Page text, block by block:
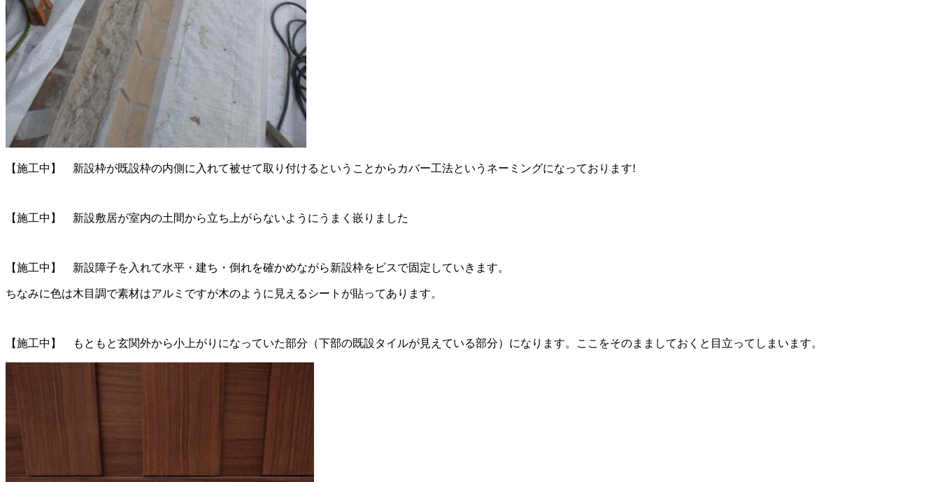
【施工中】 新設枠が既設枠の内側に入れて被せて取り付けるということからカバー工法というネーミングになっております!
【施工中】 新設敷居が室内の土間から立ち上がらないようにうまく嵌りました
【施工中】 新設障子を入れて水平・建ち・倒れを確かめながら新設枠をビスで固定していきます。
ちなみに色は木目調で素材はアルミですが木のように見えるシートが貼ってあります。
【施工中】 もともと玄関外から小上がりになっていた部分（下部の既設タイルが見えている部分）になります。ここをそのまましておくと目立ってしまいます。